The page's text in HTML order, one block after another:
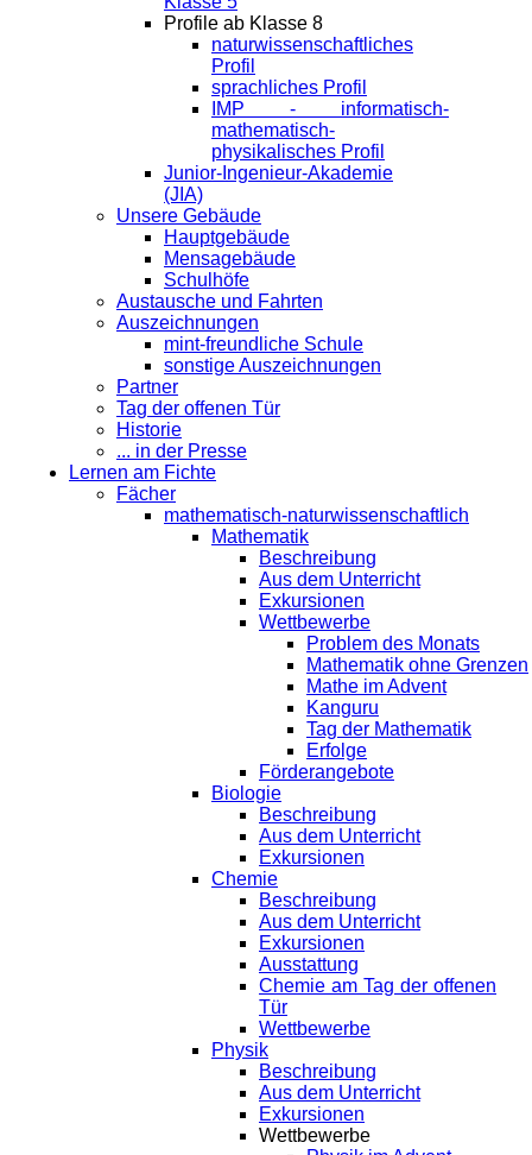
Profile ab Klasse 8
naturwissenschaftliches
Profil
sprachliches Profil
IMP - informatisch-
mathematisch-
physikalisches Profil
Junior-Ingenieur-Akademie
(JIA)
Unsere Gebäude
Hauptgebäude
Mensagebäude
Schulhöfe
Austausche und Fahrten
Auszeichnungen
mint-freundliche Schule
sonstige Auszeichnungen
Partner
Tag der offenen Tür
Historie
... in der Presse
Lernen am Fichte
Fächer
mathematisch-naturwissenschaftlich
Mathematik
Beschreibung
Aus dem Unterricht
Exkursionen
Wettbewerbe
Problem des Monats
Mathematik ohne Grenzen
Mathe im Advent
Kanguru
Tag der Mathematik
Erfolge
Förderangebote
Biologie
Beschreibung
Aus dem Unterricht
Exkursionen
Chemie
Beschreibung
Aus dem Unterricht
Exkursionen
Ausstattung
Chemie am Tag der offenen
Tür
Wettbewerbe
Physik
Beschreibung
Aus dem Unterricht
Exkursionen
Wettbewerbe